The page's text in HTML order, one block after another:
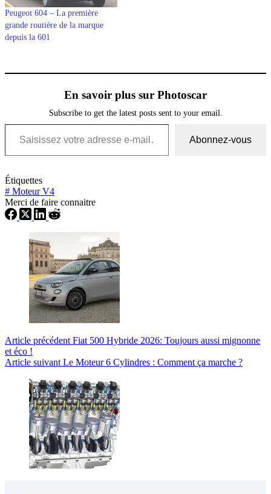
Peugeot 604 – La première
grande routière de la marque
depuis la 601
En savoir plus sur Photoscar
Subscribe to get the latest posts sent to your email.
Saisissez votre adresse e-mail…
Abonnez-vous
Étiquettes
# Moteur V4
Merci de faire connaitre
Article précédent Fiat 500 Hybride 2026: Toujours aussi mignonne
et éco !
Article suivant Le Moteur 6 Cylindres : Comment ça marche ?